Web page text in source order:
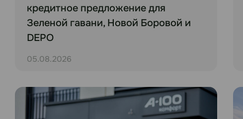
кредитное предложение для
Зеленой гавани, Новой Боровой и
DEPO
05.08.2026